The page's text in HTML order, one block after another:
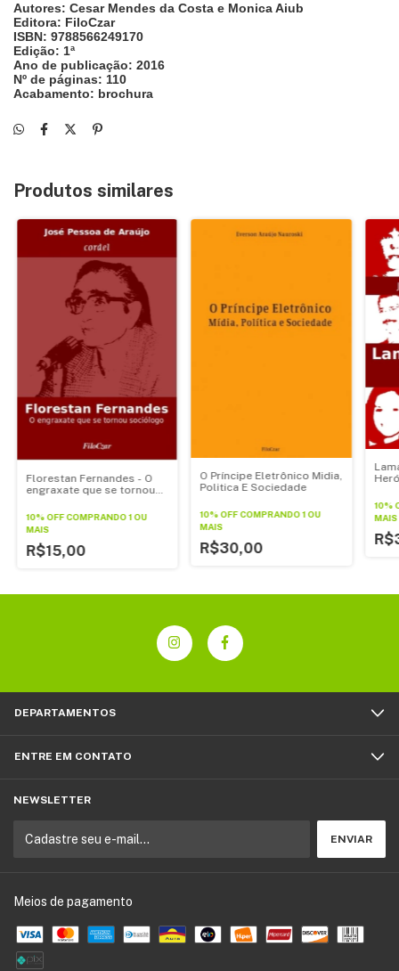
Autores: Cesar Mendes da Costa e Monica Aiub
Editora: FiloCzar
ISBN: 9788566249170
Edição: 1ª
Ano de publicação: 2016
Nº de páginas: 110
Acabamento: brochura
Produtos similares
Florestan Fernandes - O
engraxate que se tornou
10% OFFCOMPRANDO 1 OU
MAIS
R$15,00
O Príncipe Eletrônico Midia,
Politica E Sociedade
10% OFFCOMPRANDO 1 OU
MAIS
R$30,00
10%
MAIS
DEPARTAMENTOS
ENTRE EM CONTATO
NEWSLETTER
Meios de pagamento